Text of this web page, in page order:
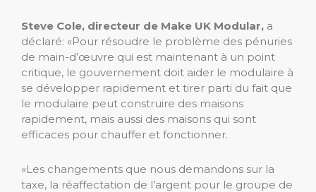
Steve Cole, directeur de Make UK Modular, a
déclaré: «Pour résoudre le problème des pénuries
de main-d’œuvre qui est maintenant à un point
critique, le gouvernement doit aider le modulaire à
se développer rapidement et tirer parti du fait que
le modulaire peut construire des maisons
rapidement, mais aussi des maisons qui sont
efficaces pour chauffer et fonctionner.
«Les changements que nous demandons sur la
taxe, la réaffectation de l’argent pour le groupe de